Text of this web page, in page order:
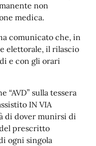
non
medica.
comunicato che, in
elettorale, il rilascio
e con gli orari
“AVD” sulla tessera
IN VIA
di dover munirsi di
prescritto
ogni singola